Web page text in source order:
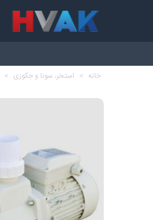
خانه > استخر، سونا و جکوزی >